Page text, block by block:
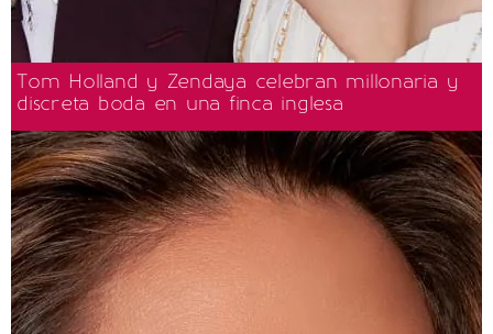
Tom Holland y Zendaya celebran millonaria y
discreta boda en una finca inglesa